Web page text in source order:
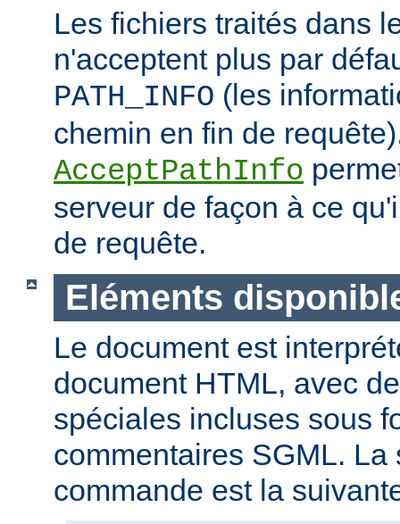
Les fichiers traités dans
n'acceptent plus par
PATH_INFO (les
chemin en fin de
AcceptPathInfo
serveur de façon à ce
de requête.
Eléments
Le document est
document HTML, avec
spéciales incluses sous
commentaires SGML. La
commande est la